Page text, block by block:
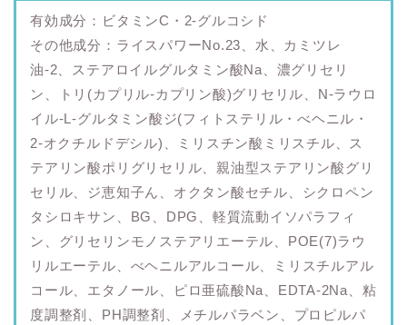
有効成分：ビタミンC・2-グルコシド
その他成分：ライスパワーNo.23、水、カミツレ
油-2、ステアロイルグルタミン酸Na、濃グリセリ
ン、トリ(カプリル-カプリン酸)グリセリル、N-ラウロ
イル-L-グルタミン酸ジ(フィトステリル・べヘニル・
2-オクチルドデシル)、ミリスチン酸ミリスチル、ス
テアリン酸ポリグリセリル、親油型ステアリン酸グリ
セリル、ジ恵知子ん、オクタン酸セチル、シクロペン
タシロキサン、BG、DPG、軽質流動イソパラフィ
ン、グリセリンモノステアリエーテル、POE(7)ラウ
リルエーテル、べヘニルアルコール、ミリスチルアル
コール、エタノール、ピロ亜硫酸Na、EDTA-2Na、粘
度調整剤、PH調整剤、メチルパラベン、プロピルパ